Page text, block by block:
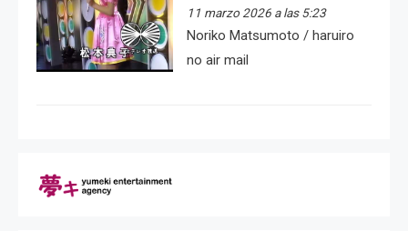
11 marzo 2026 a las 5:23
Noriko Matsumoto / haruiro
no air mail